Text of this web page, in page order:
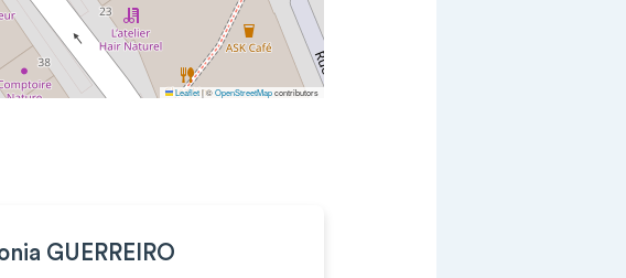
Leaflet|©OpenStreetMapcontributors
GUERREIRO